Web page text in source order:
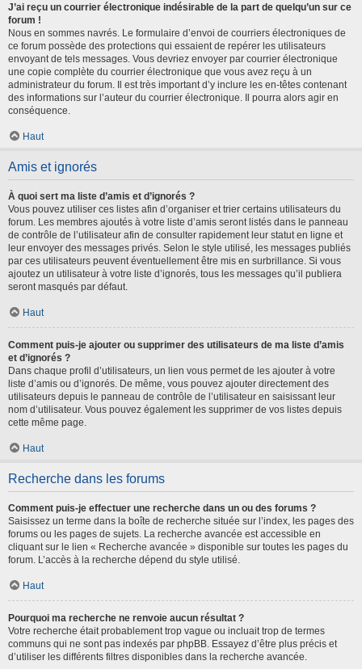
J’ai reçu un courrier électronique indésirable de la part de quelqu’un sur ce
forum !
Nous en sommes navrés. Le formulaire d’envoi de courriers électroniques de
ce forum possède des protections qui essaient de repérer les utilisateurs
envoyant de tels messages. Vous devriez envoyer par courrier électronique
une copie complète du courrier électronique que vous avez reçu à un
administrateur du forum. Il est très important d’y inclure les en-têtes contenant
des informations sur l’auteur du courrier électronique. Il pourra alors agir en
conséquence.
Haut
Amis et ignorés
À quoi sert ma liste d’amis et d’ignorés ?
Vous pouvez utiliser ces listes afin d’organiser et trier certains utilisateurs du
forum. Les membres ajoutés à votre liste d’amis seront listés dans le panneau
de contrôle de l’utilisateur afin de consulter rapidement leur statut en ligne et
leur envoyer des messages privés. Selon le style utilisé, les messages publiés
par ces utilisateurs peuvent éventuellement être mis en surbrillance. Si vous
ajoutez un utilisateur à votre liste d’ignorés, tous les messages qu’il publiera
seront masqués par défaut.
Haut
Comment puis-je ajouter ou supprimer des utilisateurs de ma liste d’amis
et d’ignorés ?
Dans chaque profil d’utilisateurs, un lien vous permet de les ajouter à votre
liste d’amis ou d’ignorés. De même, vous pouvez ajouter directement des
utilisateurs depuis le panneau de contrôle de l’utilisateur en saisissant leur
nom d’utilisateur. Vous pouvez également les supprimer de vos listes depuis
cette même page.
Haut
Recherche dans les forums
Comment puis-je effectuer une recherche dans un ou des forums ?
Saisissez un terme dans la boîte de recherche située sur l’index, les pages des
forums ou les pages de sujets. La recherche avancée est accessible en
cliquant sur le lien « Recherche avancée » disponible sur toutes les pages du
forum. L’accès à la recherche dépend du style utilisé.
Haut
Pourquoi ma recherche ne renvoie aucun résultat ?
Votre recherche était probablement trop vague ou incluait trop de termes
communs qui ne sont pas indexés par phpBB. Essayez d’être plus précis et
d’utiliser les différents filtres disponibles dans la recherche avancée.